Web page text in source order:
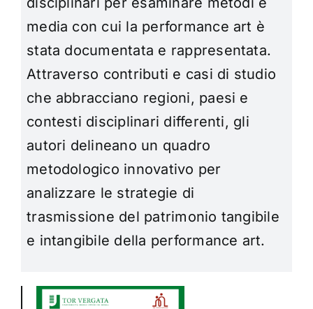
media con cui la performance art è
stata documentata e rappresentata.
Attraverso contributi e casi di studio
che abbracciano regioni, paesi e
contesti disciplinari differenti, gli
autori delineano un quadro
metodologico innovativo per
analizzare le strategie di
trasmissione del patrimonio tangibile
e intangibile della performance art.